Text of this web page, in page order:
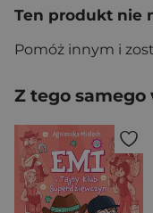
Ten produkt nie
Pomóż innym i
Z tego